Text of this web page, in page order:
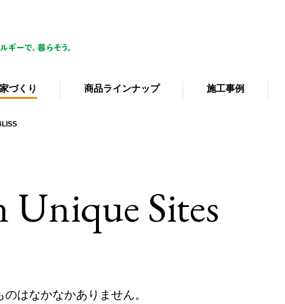
づくり 商品ラインナップ 施工事例
Unique Sites
はなかなかありません。